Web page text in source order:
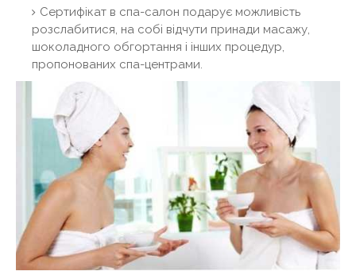
Сертифікат в спа-салон подарує можливість
розслабитися, на собі відчути принади масажу,
шоколадного обгортання і інших процедур,
пропонованих спа-центрами.